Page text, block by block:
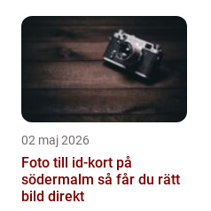
02 maj 2026
Foto till id-kort på
södermalm så får du rätt
bild direkt